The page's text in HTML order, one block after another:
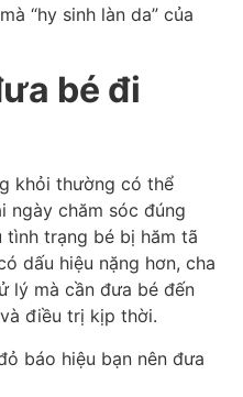
“hy sinh làn da” của
bé đi
khỏi thường có thể
ngày chăm sóc đúng
tình trạng bé bị hăm tã
dấu hiệu nặng hơn, cha
lý mà cần đưa bé đến
điều trị kịp thời.
báo hiệu bạn nên đưa